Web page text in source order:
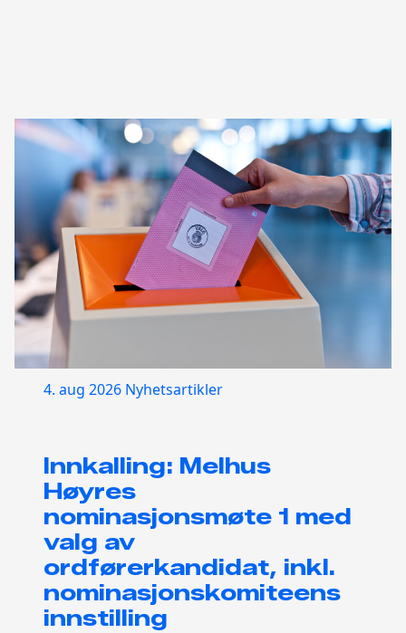
4. aug 2026 Nyhetsartikler
Innkalling: Melhus
Høyres
nominasjonsmøte 1 med
valg av
ordførerkandidat, inkl.
nominasjonskomiteens
innstilling